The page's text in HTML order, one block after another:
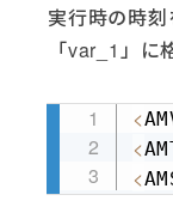
実行時の時
「var_1」に
<
<
<